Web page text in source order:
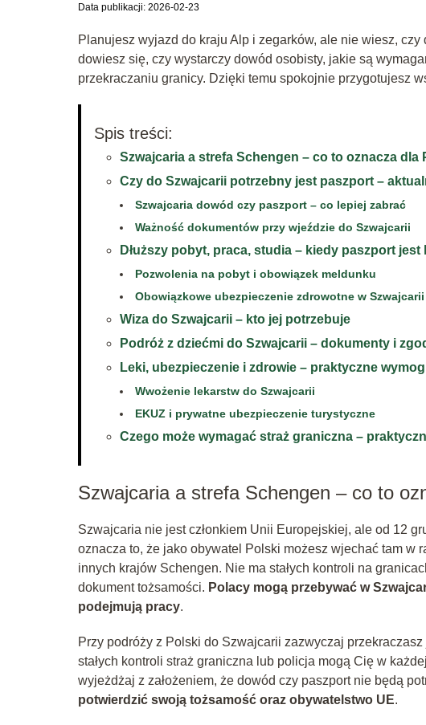
Data publikacji: 2026-02-23
Planujesz wyjazd do kraju Alp i zegarków, ale nie wiesz,
dowiesz się, czy wystarczy dowód osobisty, jakie są
przekraczaniu granicy. Dzięki temu spokojnie przygotujesz
Spis treści:
Szwajcaria a strefa Schengen – co to oznacza dla
Czy do Szwajcarii potrzebny jest paszport –
Szwajcaria dowód czy paszport – co lepiej zabrać
Ważność dokumentów przy wjeździe do Szwajcarii
Dłuższy pobyt, praca, studia – kiedy paszport jest
Pozwolenia na pobyt i obowiązek meldunku
Obowiązkowe ubezpieczenie zdrowotne w Szwajcarii
Wiza do Szwajcarii – kto jej potrzebuje
Podróż z dziećmi do Szwajcarii – dokumenty i
Leki, ubezpieczenie i zdrowie – praktyczne
Wwożenie lekarstw do Szwajcarii
EKUZ i prywatne ubezpieczenie turystyczne
Czego może wymagać straż graniczna –
Szwajcaria a strefa Schengen – co to
Szwajcaria nie jest członkiem Unii Europejskiej, ale od 12
oznacza to, że jako obywatel Polski możesz wjechać tam w
innych krajów Schengen. Nie ma stałych kontroli na
dokument tożsamości. Polacy mogą przebywać w
podejmują pracy.
Przy podróży z Polski do Szwajcarii zazwyczaj
stałych kontroli straż graniczna lub policja mogą Cię w
wyjeżdżaj z założeniem, że dowód czy paszport nie będą
potwierdzić swoją tożsamość oraz obywatelstwo UE.